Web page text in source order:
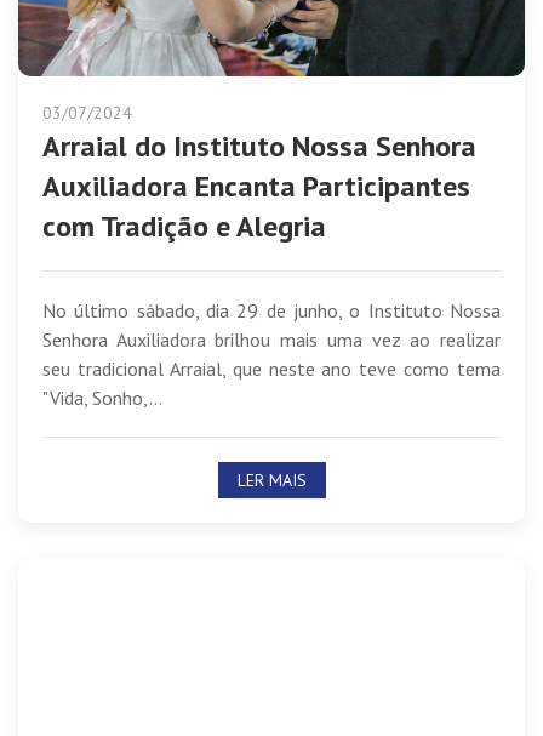
03/07/2024
Arraial do Instituto Nossa Senhora
Auxiliadora Encanta Participantes
com Tradição e Alegria
No último sábado, dia 29 de junho, o Instituto Nossa
Senhora Auxiliadora brilhou mais uma vez ao realizar
seu tradicional Arraial, que neste ano teve como tema
"Vida, Sonho,...
LER MAIS